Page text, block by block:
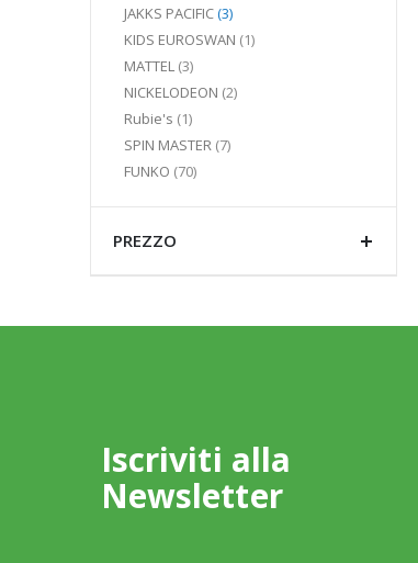
JAKKS PACIFIC 3
elementi
KIDS EUROSWAN 1
elemento
MATTEL 3
elementi
NICKELODEON 2
elementi
Rubie's 1
elemento
SPIN MASTER 7
elementi
FUNKO 70
elementi
PREZZO
Iscriviti alla
Newsletter